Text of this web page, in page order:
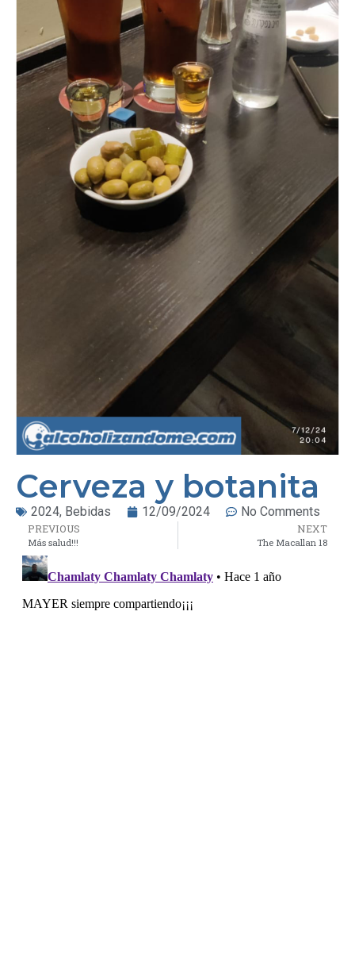
Cerveza y botanita
2024, Bebidas 12/09/2024 No Comments
PREVIOUS
Más salud!!!
NEXT
The Macallan 18